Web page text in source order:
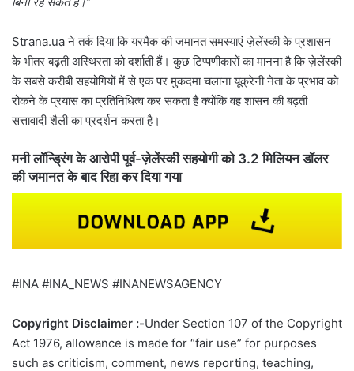
Strana.ua ने तर्क दिया कि यरमैक की जमानत समस्याएं ज़ेलेंस्की के प्रशासन
के भीतर बढ़ती अस्थिरता को दर्शाती हैं। कुछ टिप्पणीकारों का मानना ​​​​है कि ज़ेलेंस्की
के सबसे करीबी सहयोगियों में से एक पर मुकदमा चलाना यूक्रेनी नेता के प्रभाव को
रोकने के प्रयास का प्रतिनिधित्व कर सकता है क्योंकि वह शासन की बढ़ती
सत्तावादी शैली का प्रदर्शन करता है।
मनी लॉन्ड्रिंग के आरोपी पूर्व-ज़ेलेंस्की सहयोगी को 3.2 मिलियन डॉलर
की जमानत के बाद रिहा कर दिया गया
#INA #INA_NEWS #INANEWSAGENCY
Copyright Disclaimer :-Under Section 107 of the Copyright
Act 1976, allowance is made for “fair use” for purposes
such as criticism, comment, news reporting, teaching,